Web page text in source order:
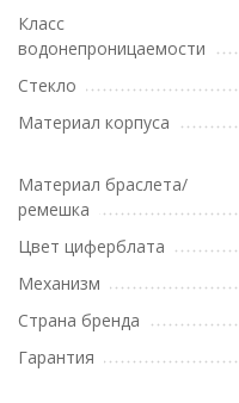
Класс
водонепроницаемости
Стекло
Материал корпуса
Материал браслета/
ремешка
Цвет циферблата
Механизм
Страна бренда
Гарантия